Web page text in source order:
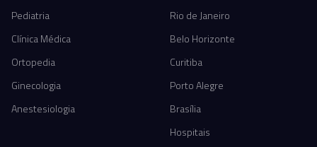
Pediatria
Clínica Médica
Ortopedia
Ginecologia
Anestesiologia
Rio de Janeiro
Belo Horizonte
Curitiba
Porto Alegre
Brasília
Hospitais